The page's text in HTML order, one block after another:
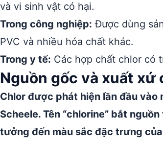
và vi sinh vật có hại.
Trong công nghiệp: Được dùng
PVC và nhiều hóa chất khác.
Trong y tế: Các hợp chất chlor có
Nguồn gốc và xuất xứ
Chlor được phát hiện lần đầu vào
Scheele. Tên “chlorine” bắt
tưởng đến màu sắc đặc trưng